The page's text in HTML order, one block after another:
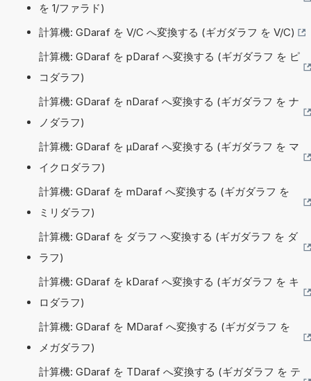
を 1/ファラド)
計算機: GDaraf を V/C へ変換する (ギガダラフ を V/C)
計算機: GDaraf を pDaraf へ変換する (ギガダラフ を ピ
コダラフ)
計算機: GDaraf を nDaraf へ変換する (ギガダラフ を ナ
ノダラフ)
計算機: GDaraf を µDaraf へ変換する (ギガダラフ を マ
イクロダラフ)
計算機: GDaraf を mDaraf へ変換する (ギガダラフ を
ミリダラフ)
計算機: GDaraf を ダラフ へ変換する (ギガダラフ を ダ
ラフ)
計算機: GDaraf を kDaraf へ変換する (ギガダラフ を キ
ロダラフ)
計算機: GDaraf を MDaraf へ変換する (ギガダラフ を
メガダラフ)
計算機: GDaraf を TDaraf へ変換する (ギガダラフ を テ